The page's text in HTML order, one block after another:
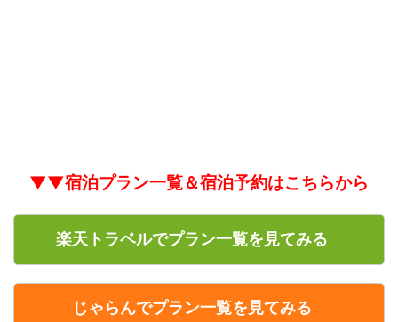
▼▼宿泊プラン一覧＆宿泊予約はこちらから
楽天トラベルでプラン一覧を見てみる
じゃらんでプラン一覧を見てみる